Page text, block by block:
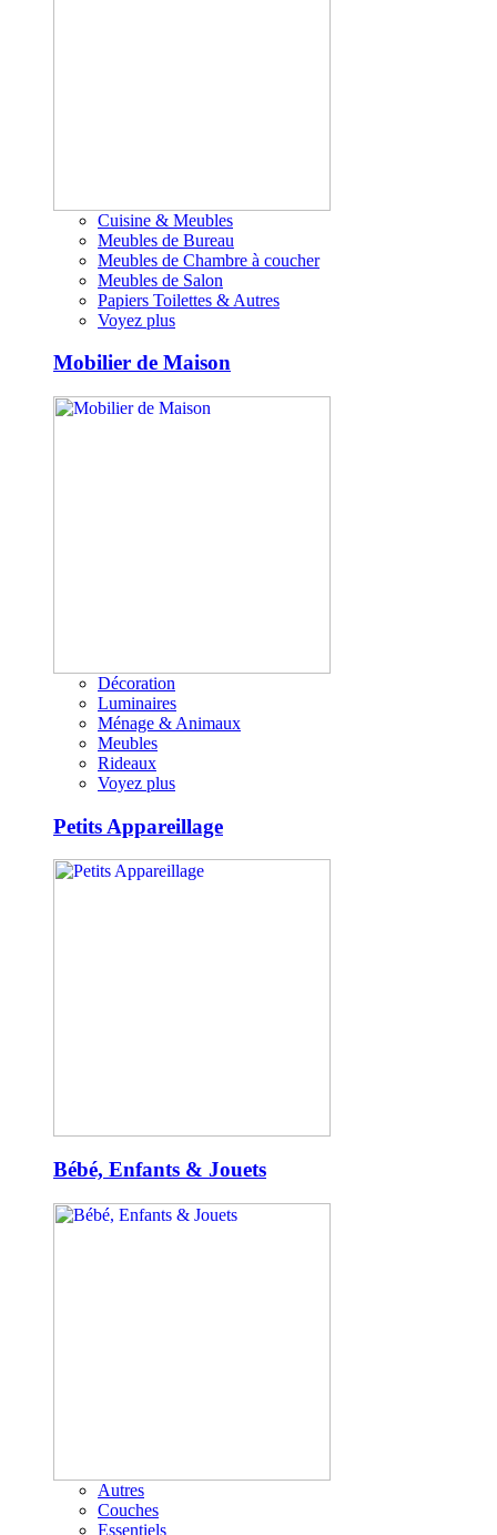
Cuisine & Meubles
Meubles de Bureau
Meubles de Chambre à coucher
Meubles de Salon
Papiers Toilettes & Autres
Voyez plus
Mobilier de Maison
Décoration
Luminaires
Ménage & Animaux
Meubles
Rideaux
Voyez plus
Petits Appareillage
Bébé, Enfants & Jouets
Autres
Couches
Essentiels